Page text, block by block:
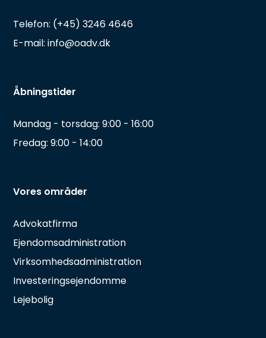
Telefon: (+45) 3246 4646
E-mail: info@oadv.dk
Åbningstider
Mandag - torsdag: 9:00 - 16:00
Fredag: 9:00 - 14:00
Vores områder
Advokatfirma
Ejendomsadministration
Virksomhedsadministration
Investeringsejendomme
Lejebolig